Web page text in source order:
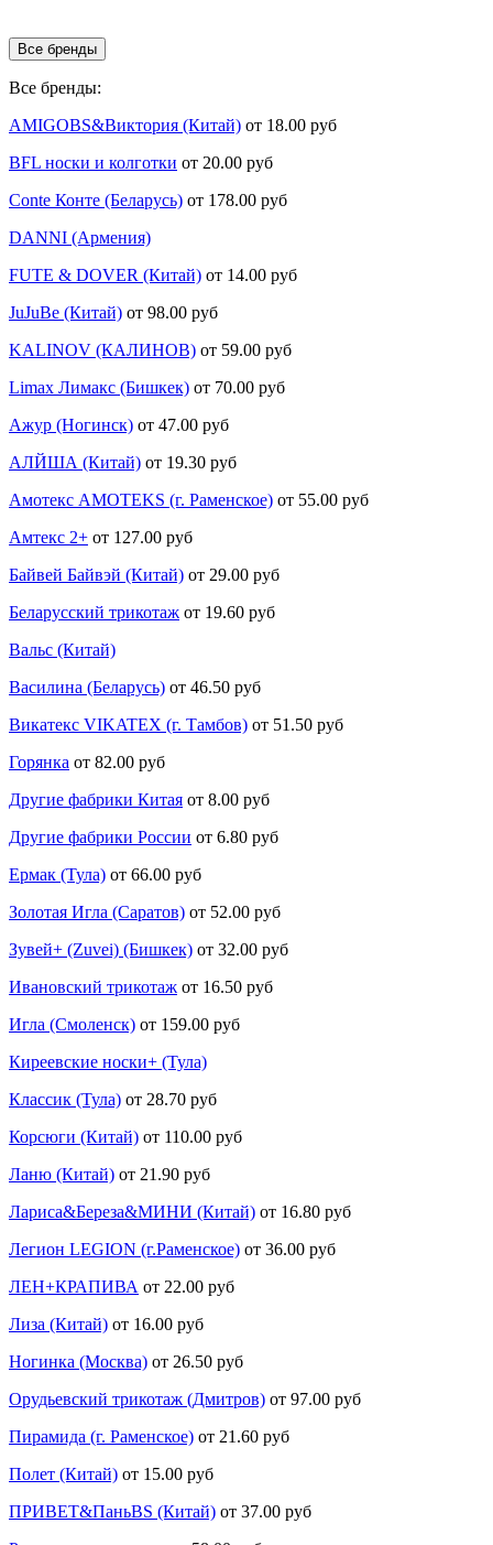
Все бренды
Все бренды:
AMIGOBS&Виктория (Китай) от 18.00 руб
BFL носки и колготки от 20.00 руб
Conte Конте (Беларусь) от 178.00 руб
DANNI (Армения)
FUTE & DOVER (Китай) от 14.00 руб
JuJuBe (Китай) от 98.00 руб
KALINOV (КАЛИНОВ) от 59.00 руб
Limax Лимакс (Бишкек) от 70.00 руб
Ажур (Ногинск) от 47.00 руб
АЛЙША (Китай) от 19.30 руб
Амотекс AMOTEKS (г. Раменское) от 55.00 руб
Амтекс 2+ от 127.00 руб
Байвей Байвэй (Китай) от 29.00 руб
Беларусский трикотаж от 19.60 руб
Вальс (Китай)
Василина (Беларусь) от 46.50 руб
Викатекс VIKATEX (г. Тамбов) от 51.50 руб
Горянка от 82.00 руб
Другие фабрики Китая от 8.00 руб
Другие фабрики России от 6.80 руб
Ермак (Тула) от 66.00 руб
Золотая Игла (Саратов) от 52.00 руб
Зувей+ (Zuvei) (Бишкек) от 32.00 руб
Ивановский трикотаж от 16.50 руб
Игла (Смоленск) от 159.00 руб
Киреевские носки+ (Тула)
Классик (Тула) от 28.70 руб
Корсюги (Китай) от 110.00 руб
Ланю (Китай) от 21.90 руб
Лариса&Береза&МИНИ (Китай) от 16.80 руб
Легион LEGION (г.Раменское) от 36.00 руб
ЛЕН+КРАПИВА от 22.00 руб
Лиза (Китай) от 16.00 руб
Ногинка (Москва) от 26.50 руб
Орудьевский трикотаж (Дмитров) от 97.00 руб
Пирамида (г. Раменское) от 21.60 руб
Полет (Китай) от 15.00 руб
ПРИВЕТ&ПаньBS (Китай) от 37.00 руб